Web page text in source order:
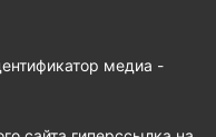
медиа -